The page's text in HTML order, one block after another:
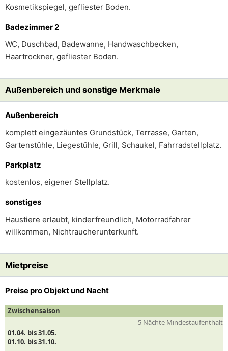
Kosmetikspiegel, gefliester Boden.
Badezimmer 2
WC, Duschbad, Badewanne, Handwaschbecken,
Haartrockner, gefliester Boden.
Außenbereich und sonstige Merkmale
Außenbereich
komplett eingezäuntes Grundstück, Terrasse, Garten,
Gartenstühle, Liegestühle, Grill, Schaukel, Fahrradstellplatz.
Parkplatz
kostenlos, eigener Stellplatz.
sonstiges
Haustiere erlaubt, kinderfreundlich, Motorradfahrer
willkommen, Nichtraucherunterkunft.
Mietpreise
Preise pro Objekt und Nacht
Zwischensaison
5 Nächte Mindestaufenthalt
01.04. bis 31.05.
01.10. bis 31.10.